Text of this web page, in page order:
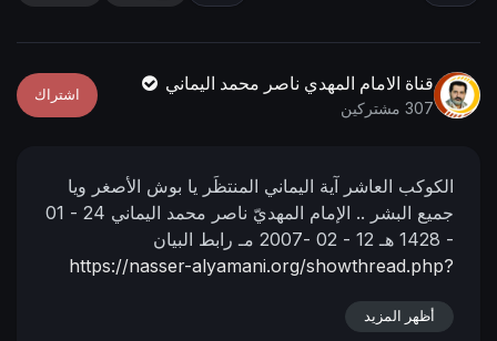
g
f
u
l
قناة الامام المهدي ناصر محمد اليماني
307 مشتركين
اشتراك
الكوكب العاشر آية اليماني المنتظَر يا بوش الأصغر ويا
جميع البشر .. الإمام المهديّ ناصر محمد اليماني
24 - 01
- 1428 هـ
12 - 02 -2007 مـ
رابط البيان
https://nasser-alyamani.org/showthread.php?
أظهر المزيد